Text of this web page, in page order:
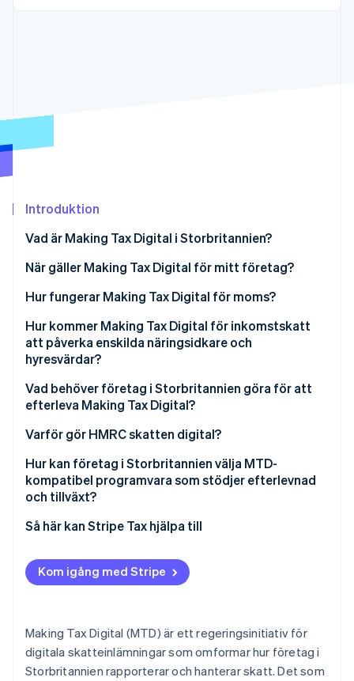
Partner
Introduktion
Vad är Making Tax Digital i Storbritannien?
När gäller Making Tax Digital för mitt företag?
Momsregistrerade företag
Enskilda näringsidkare
Hyresvärdar
Handelsbolag
Aktiebolag
Hur fungerar Making Tax Digital för moms?
Digitala momsuppgifter
Funktionell, kompatibel programvara
Digitala länkar mellan system
Oförändrade momsdeadlines
Korrigeringar och justeringar
Straff och övervakning av efterlevnad
Hur kommer Making Tax Digital för inkomstskatt
att påverka enskilda näringsidkare och
hyresvärdar?
Vad behöver företag i Storbritannien göra för att
efterleva Making Tax Digital?
Varför gör HMRC skatten digital?
Minskning av skattegapet
Synlighet i realtid
Förbättrade bokföringsvanor
Långsiktig modernisering av skattesystemet
Hur kan företag i Storbritannien välja MTD-
kompatibel programvara som stödjer efterlevnad
och tillväxt?
Så här kan Stripe Tax hjälpa till
Kom igång med Stripe
Making Tax Digital (MTD) är ett regeringsinitiativ för
digitala skatteinlämningar som omformar hur företag i
Storbritannien rapporterar och hanterar skatt. Det som